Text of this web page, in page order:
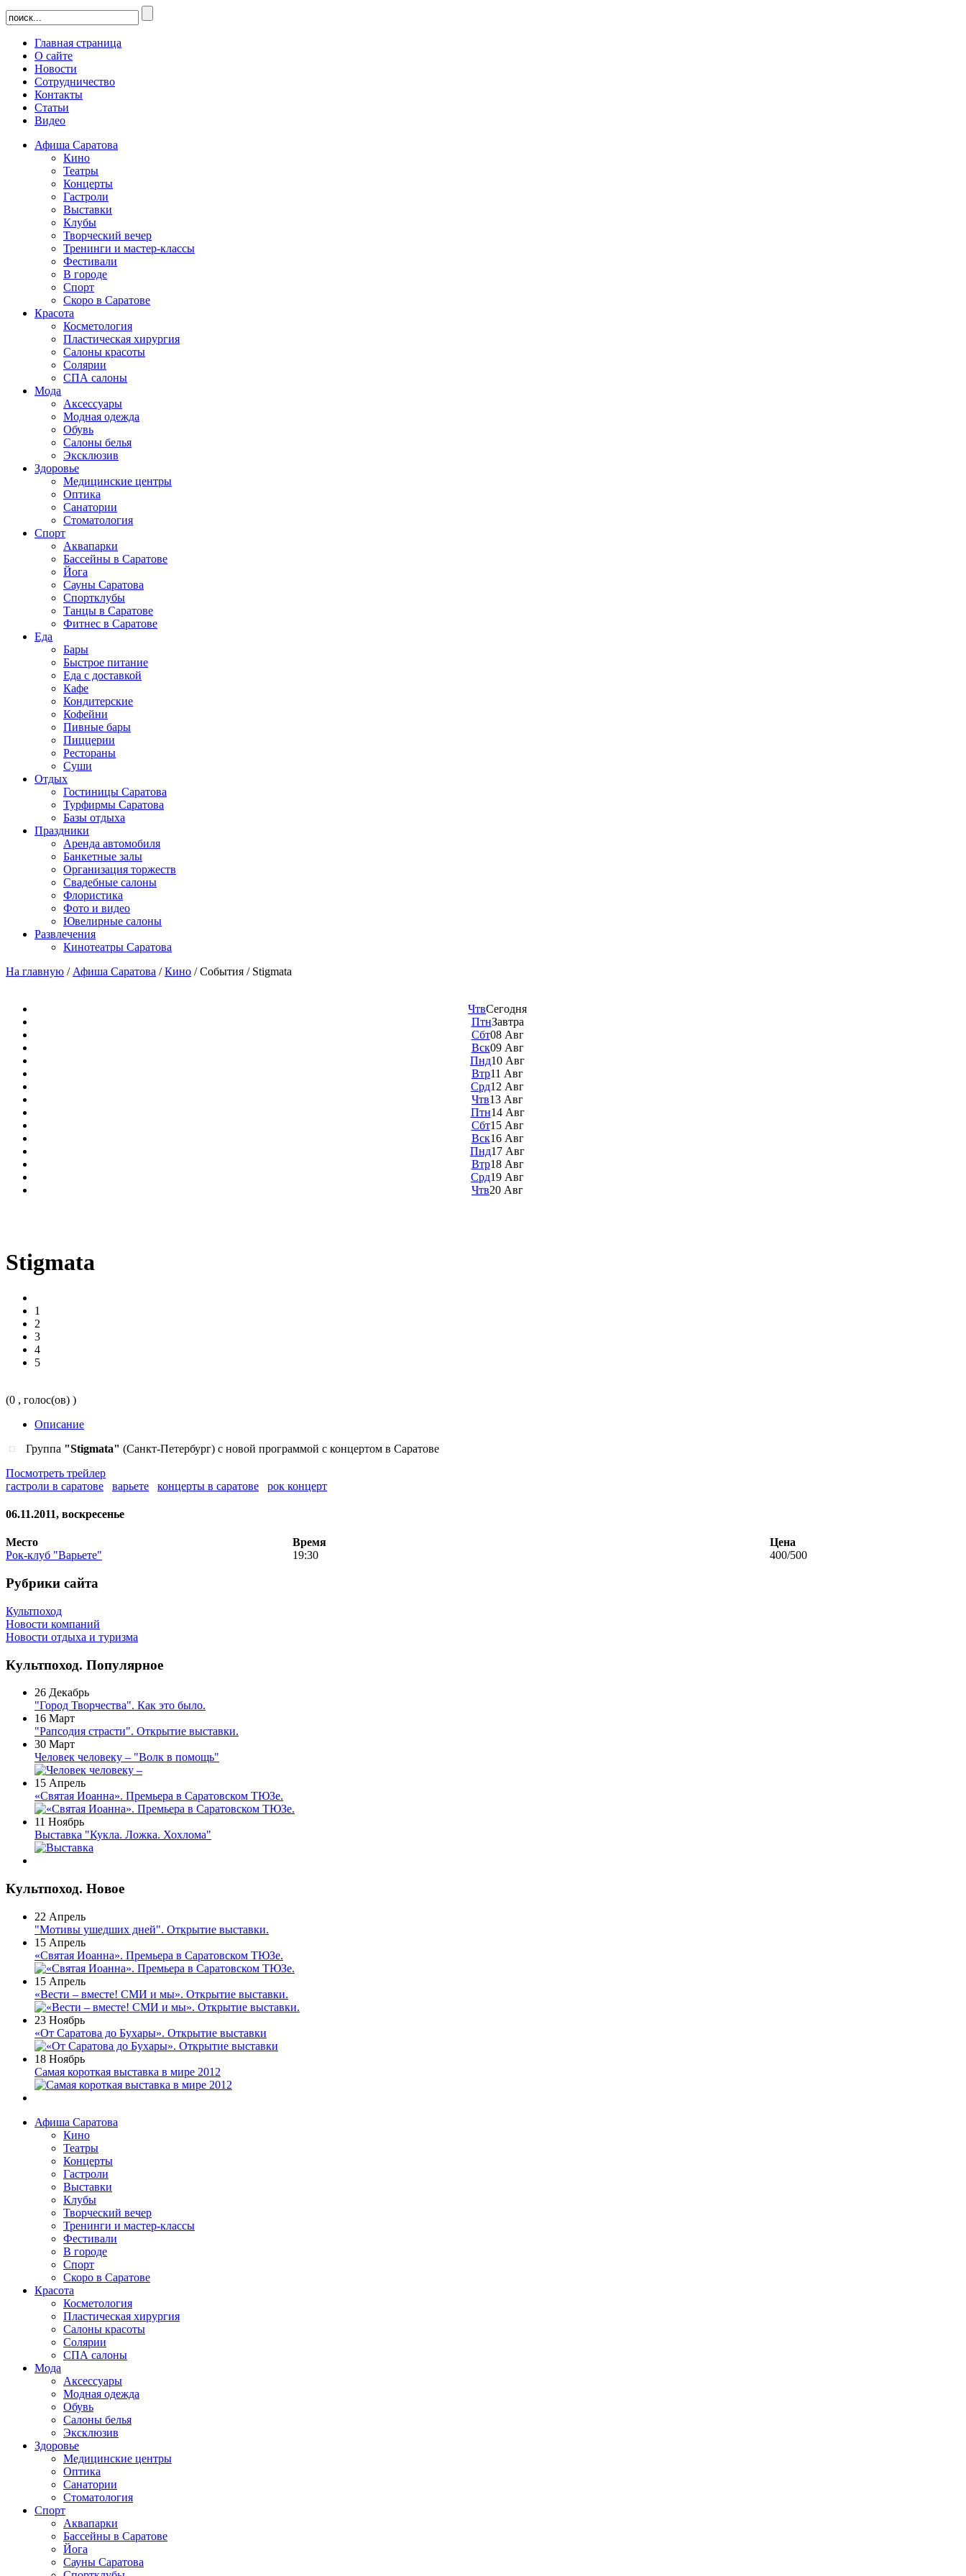
Главная страница
О сайте
Новости
Сотрудничество
Контакты
Статьи
Видео
Афиша Саратова
Кино
Театры
Концерты
Гастроли
Выставки
Клубы
Творческий вечер
Тренинги и мастер-классы
Фестивали
В городе
Спорт
Скоро в Саратове
Красота
Косметология
Пластическая хирургия
Салоны красоты
Солярии
СПА салоны
Мода
Аксессуары
Модная одежда
Обувь
Салоны белья
Эксклюзив
Здоровье
Медицинские центры
Оптика
Санатории
Стоматология
Спорт
Аквапарки
Бассейны в Саратове
Йога
Сауны Саратова
Спортклубы
Танцы в Саратове
Фитнес в Саратове
Еда
Бары
Быстрое питание
Еда с доставкой
Кафе
Кондитерские
Кофейни
Пивные бары
Пиццерии
Рестораны
Суши
Отдых
Гостиницы Саратова
Турфирмы Саратова
Базы отдыха
Праздники
Аренда автомобиля
Банкетные залы
Организация торжеств
Свадебные салоны
Флористика
Фото и видео
Ювелирные салоны
Развлечения
Кинотеатры Саратова
На главную / Афиша Саратова /Кино /События / Stigmata
ЧтвСегодня
ПтнЗавтра
Сбт08 Авг
Вск09 Авг
Пнд10 Авг
Втр11 Авг
Срд12 Авг
Чтв13 Авг
Птн14 Авг
Сбт15 Авг
Вск16 Авг
Пнд17 Авг
Втр18 Авг
Срд19 Авг
Чтв20 Авг
Stigmata
1
2
3
4
5
(0 , голос(ов) )
Описание
Группа "Stigmata" (Санкт-Петербург) с новой программой с концертом в Саратове
Посмотреть трейлер
гастроли в саратове
варьете концерты в саратове рок концерт
06.11.2011, воскресенье
Место Время
Цена
Рок-клуб "Варьете"
19:30 400/500
Рубрики сайта
Культпоход
Новости компаний
Новости отдыха и туризма
Культпоход. Популярное
26 Декабрь
"Город Творчества". Как это было.
16 Март
"Рапсодия страсти". Открытие выставки.
30 Март
Человек человеку – "Волк в помощь"
15 Апрель
«Святая Иоанна». Премьера в Саратовском ТЮЗе.
11 Ноябрь
Выставка "Кукла. Ложка. Хохлома"
Культпоход. Новое
22 Апрель
"Мотивы ушедших дней". Открытие выставки.
15 Апрель
«Святая Иоанна». Премьера в Саратовском ТЮЗе.
15 Апрель
«Вести – вместе! СМИ и мы». Открытие выставки.
23 Ноябрь
«От Саратова до Бухары». Открытие выставки
18 Ноябрь
Самая короткая выставка в мире 2012
Афиша Саратова
Кино
Театры
Концерты
Гастроли
Выставки
Клубы
Творческий вечер
Тренинги и мастер-классы
Фестивали
В городе
Спорт
Скоро в Саратове
Красота
Косметология
Пластическая хирургия
Салоны красоты
Солярии
СПА салоны
Мода
Аксессуары
Модная одежда
Обувь
Салоны белья
Эксклюзив
Здоровье
Медицинские центры
Оптика
Санатории
Стоматология
Спорт
Аквапарки
Бассейны в Саратове
Йога
Сауны Саратова